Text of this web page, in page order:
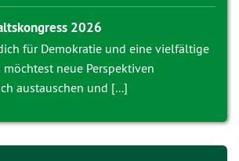
2026
für Demokratie und eine vielfältige
möchtest neue Perspektiven
austauschen und [...]